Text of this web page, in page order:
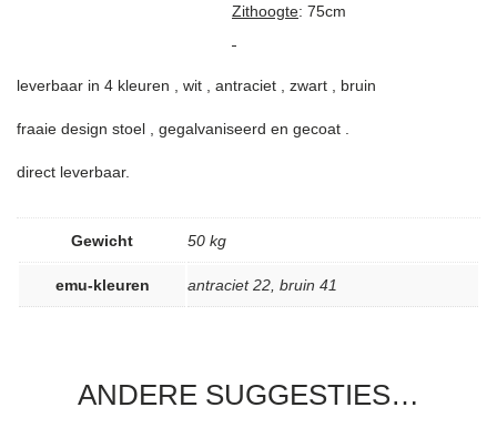
Zithoogte: 75cm
leverbaar in 4 kleuren , wit , antraciet , zwart , bruin
fraaie design stoel , gegalvaniseerd en gecoat .
direct leverbaar.
Gewicht 50 kg
emu-kleuren antraciet 22 bruin 41
ANDERE SUGGESTIES…